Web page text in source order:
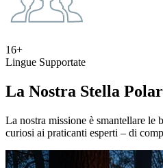
16+
Lingue Supportate
La Nostra Stella
La nostra missione è smantellare
curiosi ai praticanti esperti – di